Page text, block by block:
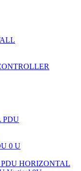
PDU
0 U
HORIZONTAL